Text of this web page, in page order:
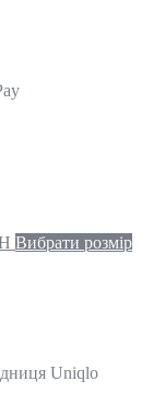
Вибрати розмір
Uniqlo